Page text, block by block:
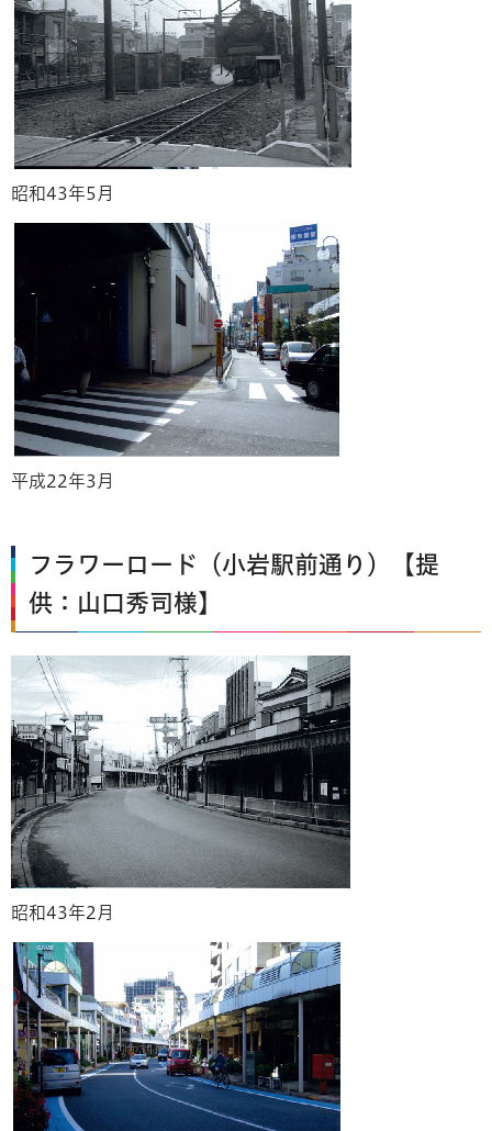
昭和43年5月
平成22年3月
フラワーロード（小岩駅前通り）【提
供：山口秀司様】
昭和43年2月